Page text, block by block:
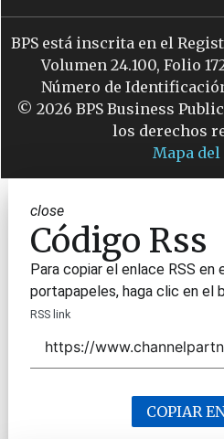
BPS está inscrita en el
Volumen 24.100, Folio
Número de
© 2026 BPS Business
los derechos
Mapa
close
Código Rss
Para copiar el enlace RSS en
portapapeles, haga clic en el
RSS link
COPIAR